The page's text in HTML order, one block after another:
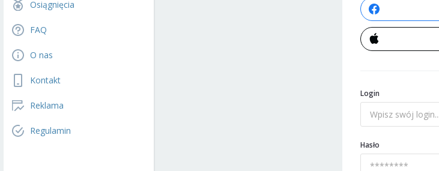
Osiągnięcia
FAQ
O nas
Kontakt
Reklama
Regulamin
Login
Hasło